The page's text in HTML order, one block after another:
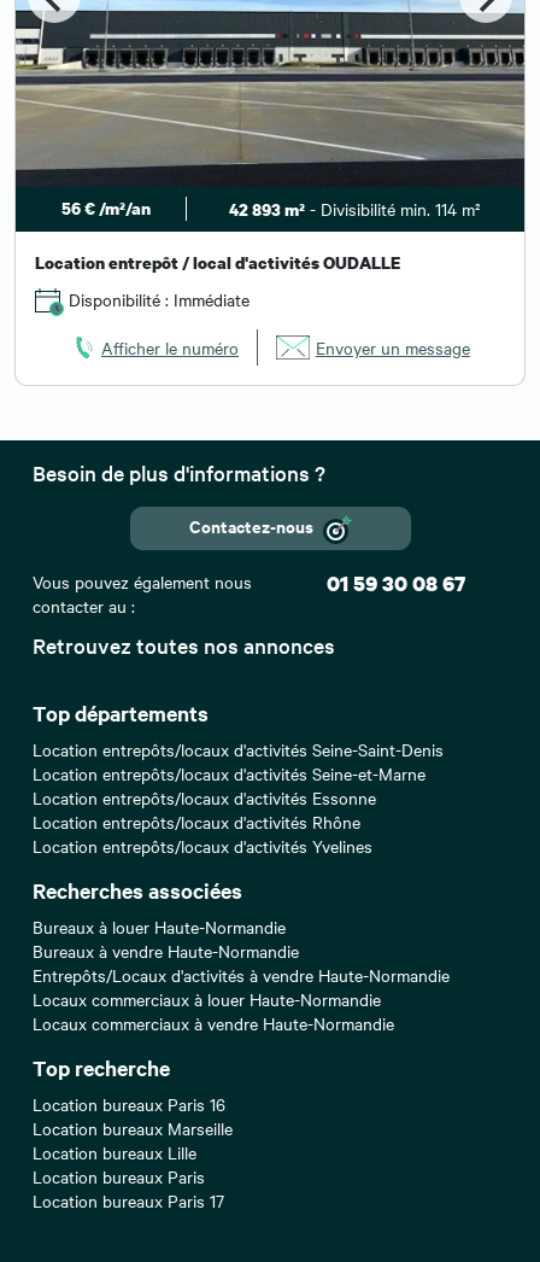
56 € /m²/an 42 893 m²- Divisibilité min. 114 m²
Location entrepôt / local d'activités OUDALLE
Disponibilité : Immédiate
Afficher le numéro Envoyer un message
Retrouvez toutes nos annonces
Top départements
Location entrepôts/locaux d'activités Seine-Saint-Denis
Location entrepôts/locaux d'activités Seine-et-Marne
Location entrepôts/locaux d'activités Essonne
Location entrepôts/locaux d'activités Rhône
Location entrepôts/locaux d'activités Yvelines
Recherches associées
Bureaux à louer Haute-Normandie
Bureaux à vendre Haute-Normandie
Entrepôts/Locaux d'activités à vendre Haute-Normandie
Locaux commerciaux à louer Haute-Normandie
Locaux commerciaux à vendre Haute-Normandie
Top recherche
Location bureaux Paris 16
Location bureaux Marseille
Location bureaux Lille
Location bureaux Paris
Location bureaux Paris 17
Besoin de plus d'informations ?
Contactez-nous
Vous pouvez également nous
contacter au :
01 59 30 08 67